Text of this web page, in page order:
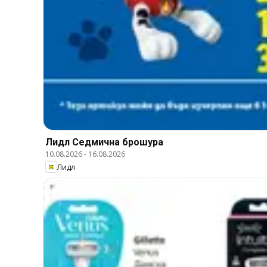
Лидл Cедмична брошура
10.08.2026- 16.08.2026
Лидл